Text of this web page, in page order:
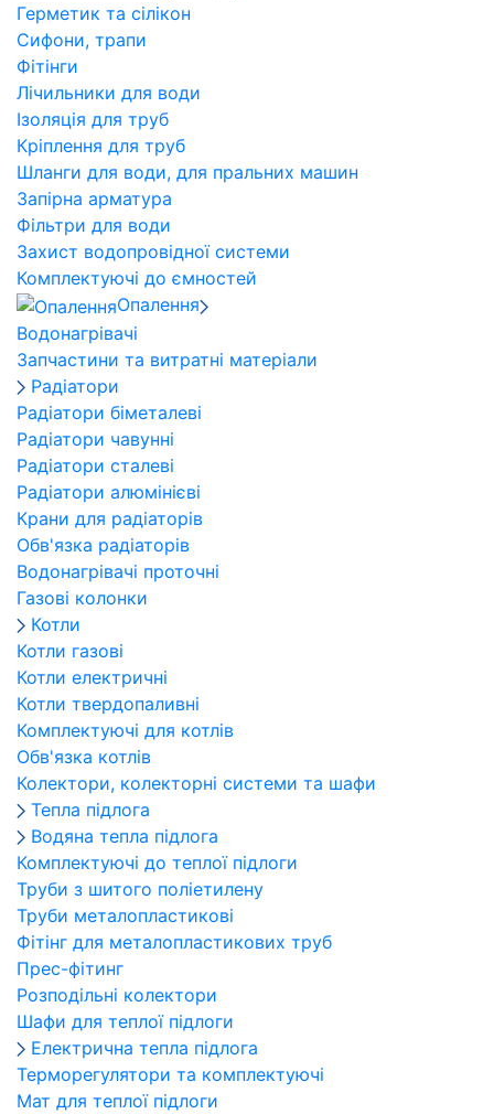
Герметик та сілікон
Сифони, трапи
Фітінги
Лічильники для води
Ізоляція для труб
Кріплення для труб
Шланги для води, для пральних машин
Запірна арматура
Фільтри для води
Захист водопровідної системи
Комплектуючі до ємностей
Опалення
Водонагрівачі
Запчастини та витратні матеріали
Радіатори
Радіатори біметалеві
Радіатори чавунні
Радіатори сталеві
Радіатори алюмінієві
Крани для радіаторів
Обв'язка радіаторів
Водонагрівачі проточні
Газові колонки
Котли
Котли газові
Котли електричні
Котли твердопаливні
Комплектуючі для котлів
Обв'язка котлів
Колектори, колекторні системи та шафи
Тепла підлога
Водяна тепла підлога
Комплектуючі до теплої підлоги
Труби з шитого поліетилену
Труби металопластикові
Фітінг для металопластикових труб
Прес-фітинг
Розподільні колектори
Шафи для теплої підлоги
Електрична тепла підлога
Терморегулятори та комплектуючі
Мат для теплої підлоги